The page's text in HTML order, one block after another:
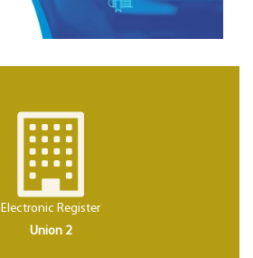
Electronic Register
Union 2